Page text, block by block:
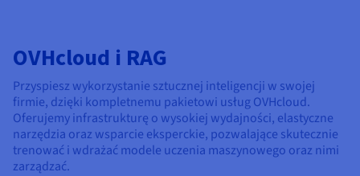
OVHcloud i RAG
Przyspiesz wykorzystanie sztucznej inteligencji w swojej
firmie, dzięki kompletnemu pakietowi usług OVHcloud.
Oferujemy infrastrukturę o wysokiej wydajności, elastyczne
narzędzia oraz wsparcie eksperckie, pozwalające skutecznie
trenować i wdrażać modele uczenia maszynowego oraz nimi
zarządzać.